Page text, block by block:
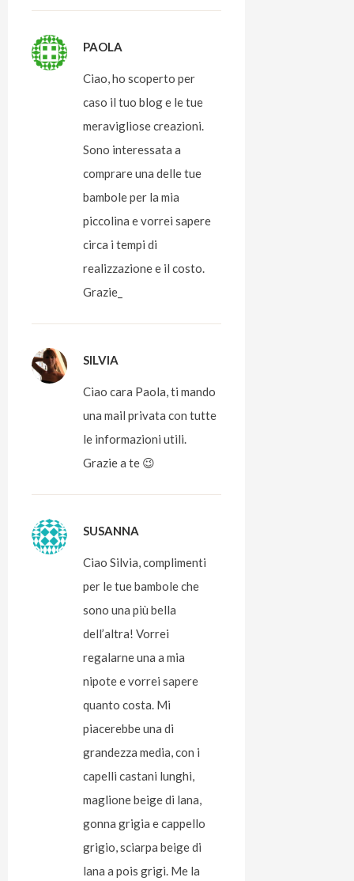
PAOLA
Ciao, ho scoperto per
caso il tuo blog e le tue
meravigliose creazioni.
Sono interessata a
comprare una delle tue
bambole per la mia
piccolina e vorrei sapere
circa i tempi di
realizzazione e il costo.
Grazie_
SILVIA
Ciao cara Paola, ti mando
una mail privata con tutte
le informazioni utili.
Grazie a te 😉
SUSANNA
Ciao Silvia, complimenti
per le tue bambole che
sono una più bella
dell’altra! Vorrei
regalarne una a mia
nipote e vorrei sapere
quanto costa. Mi
piacerebbe una di
grandezza media, con i
capelli castani lunghi,
maglione beige di lana,
gonna grigia e cappello
grigio, sciarpa beige di
lana a pois grigi. Me la